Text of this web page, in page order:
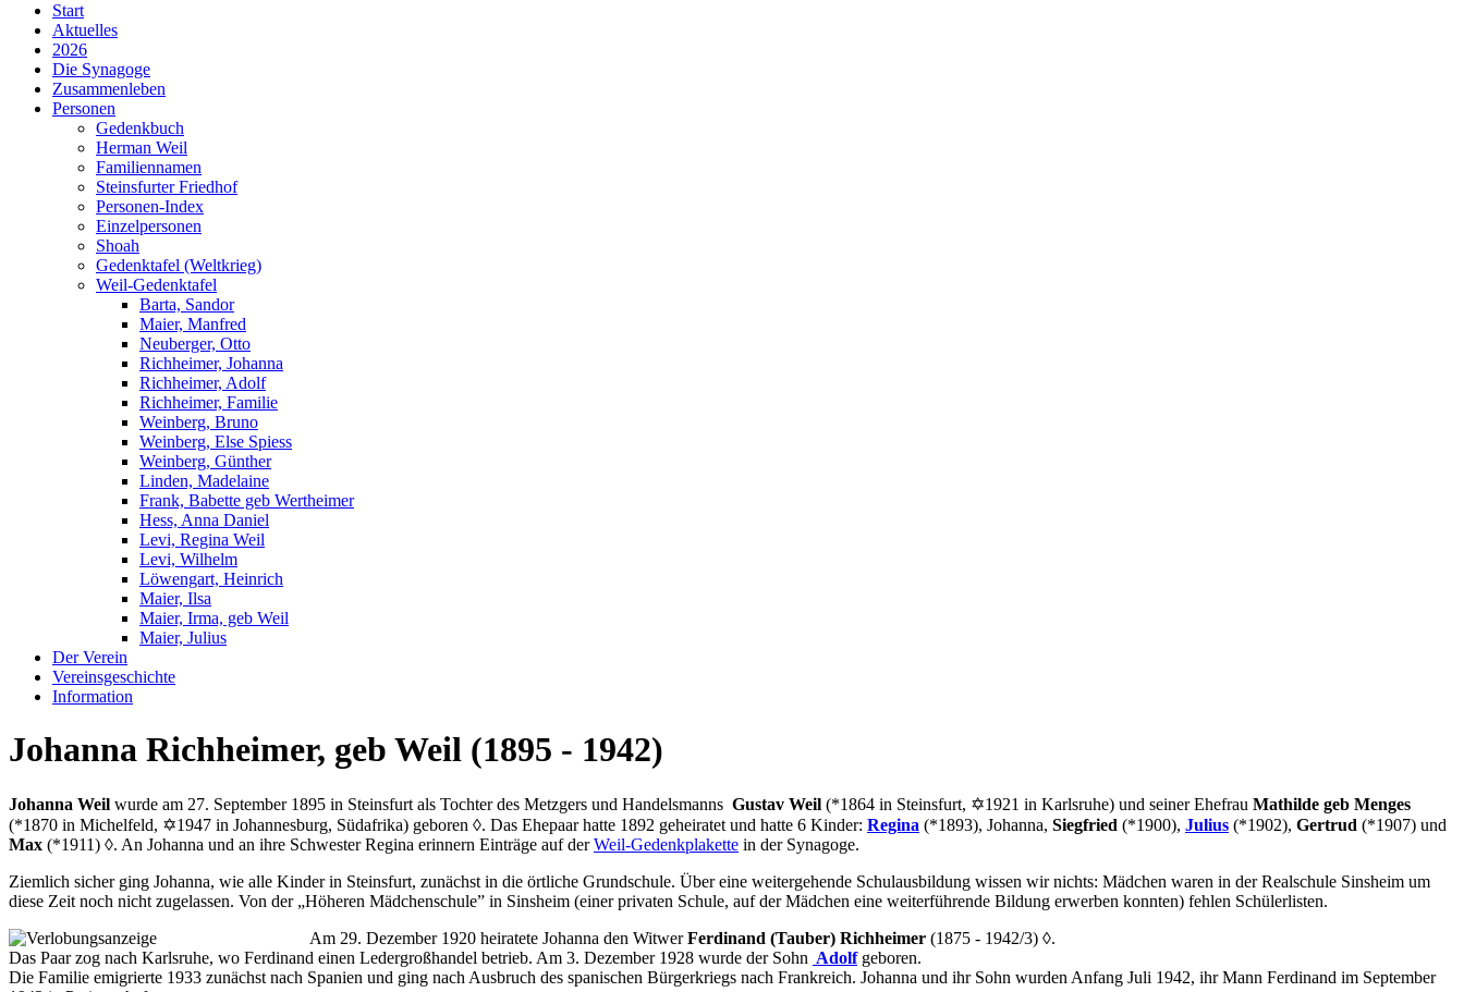
Start
Aktuelles
2026
Die Synagoge
Zusammenleben
Personen
Gedenkbuch
Herman Weil
Familiennamen
Steinsfurter Friedhof
Personen-Index
Einzelpersonen
Shoah
Gedenktafel (Weltkrieg)
Weil-Gedenktafel
Barta, Sandor
Maier, Manfred
Neuberger, Otto
Richheimer, Johanna
Richheimer, Adolf
Richheimer, Familie
Weinberg, Bruno
Weinberg, Else Spiess
Weinberg, Günther
Linden, Madelaine
Frank, Babette geb Wertheimer
Hess, Anna Daniel
Levi, Regina Weil
Levi, Wilhelm
Löwengart, Heinrich
Maier, Ilsa
Maier, Irma, geb Weil
Maier, Julius
Der Verein
Vereinsgeschichte
Information
Johanna Richheimer, geb Weil (1895 - 1942)
Johanna Weil wurde am 27. September 1895 in Steinsfurt als Tochter des Metzgers und Handelsmanns Gustav Weil (*1864 in Steinsfurt, ✡1921 in Karlsruhe) und seiner Ehefrau Mathilde geb Menges
(*1870 in Michelfeld, ✡1947 in Johannesburg, Südafrika) geboren ◊. Das Ehepaar hatte 1892 geheiratet und hatte 6 Kinder: Regina (*1893), Johanna, Siegfried (*1900), Julius (*1902), Gertrud (*1907) und
Max (*1911) ◊. An Johanna und an ihre Schwester Regina erinnern Einträge auf derWeil-Gedenkplakette in der Synagoge.
Ziemlich sicher ging Johanna, wie alle Kinder in Steinsfurt, zunächst in die örtliche Grundschule. Über eine weitergehende Schulausbildung wissen wir nichts: Mädchen waren in der Realschule Sinsheim um
diese Zeit noch nicht zugelassen. Von der „Höheren Mädchenschule” in Sinsheim (einer privaten Schule, auf der Mädchen eine weiterführende Bildung erwerben konnten) fehlen Schülerlisten.
Am 29. Dezember 1920 heiratete Johanna den WitwerFerdinand (Tauber) Richheimer (1875 - 1942/3) ◊.
Das Paar zog nach Karlsruhe, wo Ferdinand einen Ledergroßhandel betrieb. Am 3. Dezember 1928 wurde der Sohn Adolfgeboren.
Die Familie emigrierte 1933 zunächst nach Spanien und ging nach Ausbruch des spanischen Bürgerkriegs nach Frankreich. Johanna und ihr Sohn wurden Anfang Juli 1942, ihr Mann Ferdinand im September